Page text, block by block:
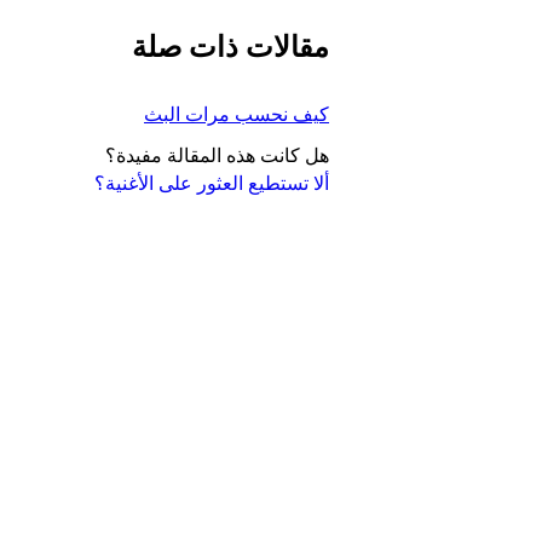
ألا تستطيع العثور على الأغنية؟
مقالات ذات صلة
كيف نحسب مرات البث
هل كانت هذه المقالة مفيدة؟